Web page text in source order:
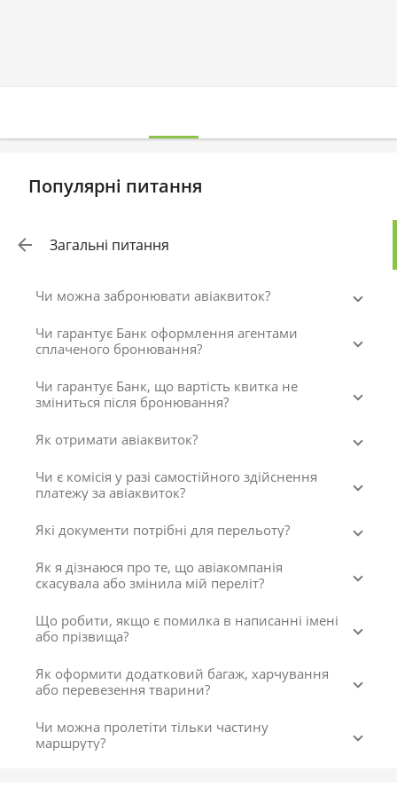
Популярні питання
Загальні питання
Чи можна забронювати авіаквиток?
Чи гарантує Банк оформлення агентами
сплаченого бронювання?
Чи гарантує Банк, що вартість квитка не
зміниться після бронювання?
Як отримати авіаквиток?
Чи є комісія у разі самостійного здійснення
платежу за авіаквиток?
Які документи потрібні для перельоту?
Як я дізнаюся про те, що авіакомпанія
скасувала або змінила мій переліт?
Що робити, якщо є помилка в написанні імені
або прізвища?
Як оформити додатковий багаж, харчування
або перевезення тварини?
Чи можна пролетіти тільки частину
маршруту?